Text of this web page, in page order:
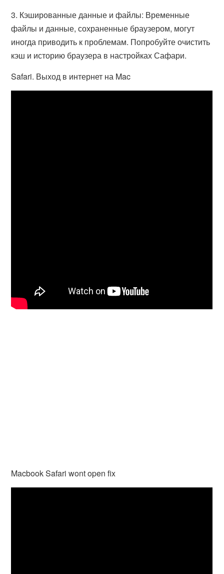
3. Кэшированные данные и файлы: Временные
файлы и данные, сохраненные браузером, могут
иногда приводить к проблемам. Попробуйте очистить
кэш и историю браузера в настройках Сафари.
Safari. Выход в интернет на Mac
Macbook Safari wont open fix